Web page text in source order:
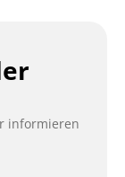
informieren